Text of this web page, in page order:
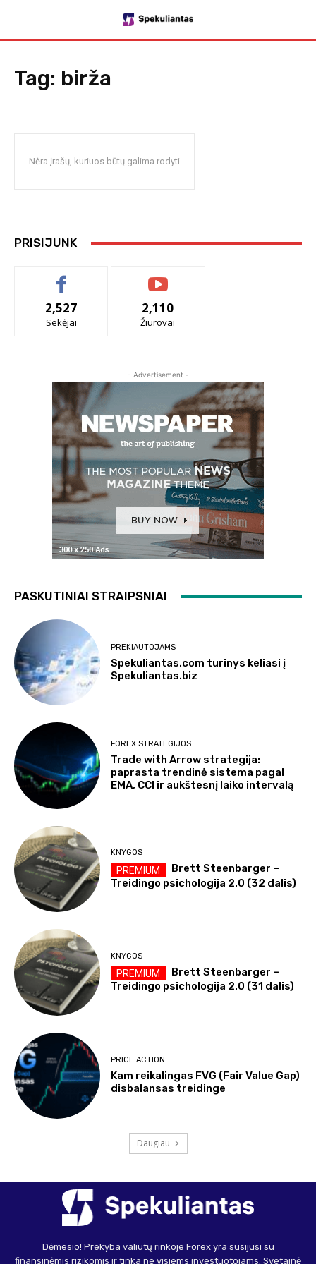
Tag: birža
Nėra įrašų, kuriuos būtų galima rodyti
PRISIJUNK
2,527
Sekėjai
2,110
Žiūrovai
- Advertisement -
PASKUTINIAI STRAIPSNIAI
PREKIAUTOJAMS
Spekuliantas.com turinys keliasi į
Spekuliantas.biz
FOREX STRATEGIJOS
Trade with Arrow strategija:
paprasta trendinė sistema pagal
EMA, CCI ir aukštesnį laiko intervalą
KNYGOS
Brett Steenbarger –
Treidingo psichologija 2.0 (32 dalis)
KNYGOS
Brett Steenbarger –
Treidingo psichologija 2.0 (31 dalis)
PRICE ACTION
Kam reikalingas FVG (Fair Value Gap)
disbalansas treidinge
Daugiau
Dėmesio! Prekyba valiutų rinkoje Forex yra susijusi su
finansinėmis rizikomis ir tinka ne visiems investuotojams. Svetainė